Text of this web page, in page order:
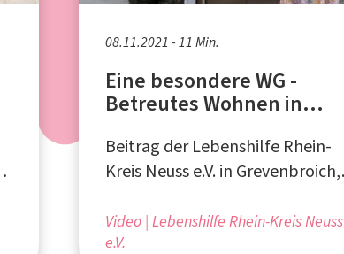
08.11.2021 - 11 Min.
Eine besondere WG -
Betreutes Wohnen in
Beitrag der Lebenshilfe Rhein-
Kreis Neuss e.V. in Grevenbroich,
Video Lebenshilfe Rhein-Kreis Neuss
e.V.